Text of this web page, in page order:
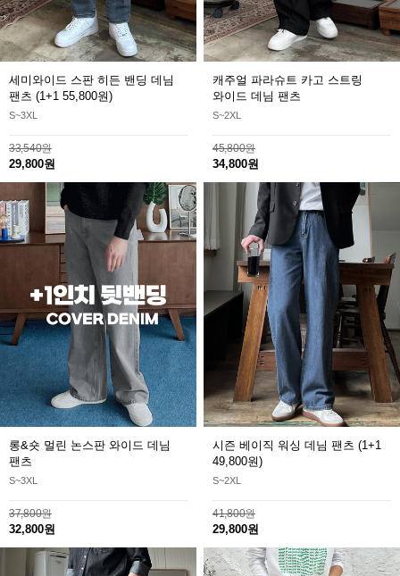
세미와이드 스판 히든 밴딩 데님
팬츠 (1+1 55,800원)
S~3XL
33,540원
29,800원
캐주얼 파라슈트 카고 스트링
와이드 데님 팬츠
S~2XL
45,800원
34,800원
롱&숏 멀린 논스판 와이드 데님
팬츠
S~3XL
37,800원
32,800원
시즌 베이직 워싱 데님 팬츠 (1+1
49,800원)
S~2XL
41,800원
29,800원